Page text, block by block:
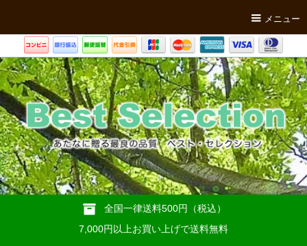
メニュー
全国一律送料500円（税込）
7,000円以上お買い上げで送料無料